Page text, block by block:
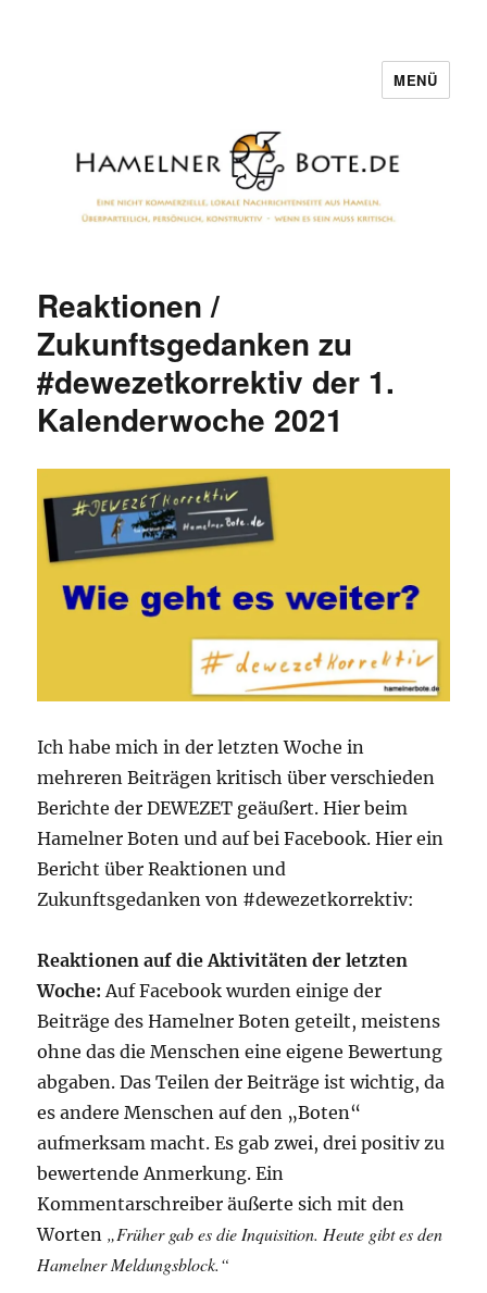
MENÜ
Reaktionen /
Zukunftsgedanken zu
#dewezetkorrektiv der 1.
Kalenderwoche 2021
Ich habe mich in der letzten Woche in
mehreren Beiträgen kritisch über verschieden
Berichte der DEWEZET geäußert. Hier beim
Hamelner Boten und auf bei Facebook. Hier ein
Bericht über Reaktionen und
Zukunftsgedanken von #dewezetkorrektiv:
Reaktionen auf die Aktivitäten der letzten
Woche: Auf Facebook wurden einige der
Beiträge des Hamelner Boten geteilt, meistens
ohne das die Menschen eine eigene Bewertung
abgaben. Das Teilen der Beiträge ist wichtig, da
es andere Menschen auf den „Boten“
aufmerksam macht. Es gab zwei, drei positiv zu
bewertende Anmerkung. Ein
Kommentarschreiber äußerte sich mit den
Worten „Früher gab es die Inquisition. Heute gibt es den
Hamelner Meldungsblock.“